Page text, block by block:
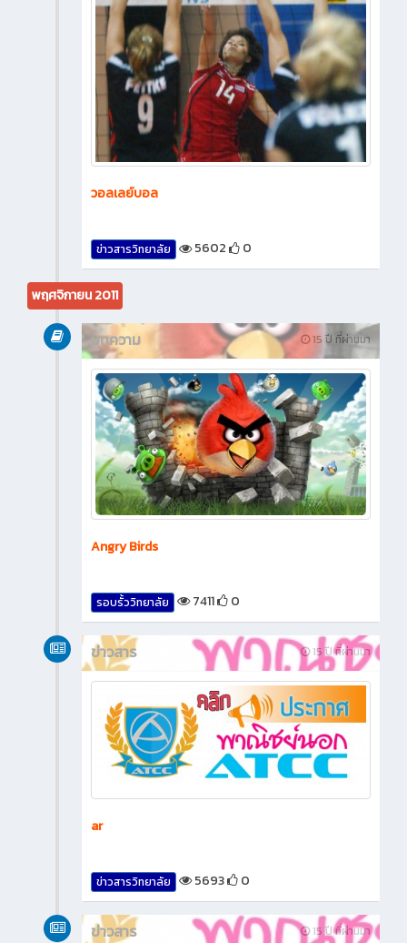
วอลเลย์บอล
ข่าวสารวิทยาลัย 5602 0
พฤศจิกายน 2011
15 ปี ที่ผ่านมา
บทความ
Angry Birds
รอบรั้ววิทยาลัย 7411 0
15 ปี ที่ผ่านมา
ข่าวสาร
ar
ข่าวสารวิทยาลัย 5693 0
15 ปี ที่ผ่านมา
ข่าวสาร